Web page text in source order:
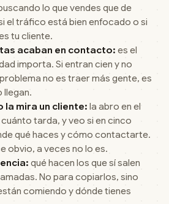
lo que vendes que de
el tráfico está bien enfocado o si
tu cliente.
acaban en contacto: es el
importa. Si entran cien y no
no es traer más gente, es
llegan.
la mira un cliente: la abro en el
tarda, y veo si en cinco
qué haces y cómo contactarte.
obvio, a veces no lo es.
qué hacen los que sí salen
No para copiarlos, sino
comiendo y dónde tienes